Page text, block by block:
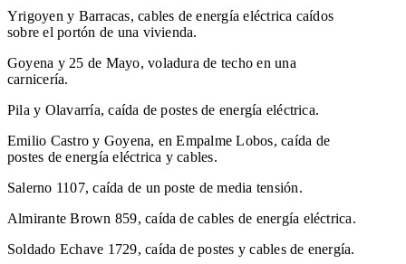
Yrigoyen y Barracas, cables de energía eléctrica caídos
sobre el portón de una vivienda.
Goyena y 25 de Mayo, voladura de techo en una
carnicería.
Pila y Olavarría, caída de postes de energía eléctrica.
Emilio Castro y Goyena, en Empalme Lobos, caída de
postes de energía eléctrica y cables.
Salerno 1107, caída de un poste de media tensión.
Almirante Brown 859, caída de cables de energía eléctrica.
Soldado Echave 1729, caída de postes y cables de energía.